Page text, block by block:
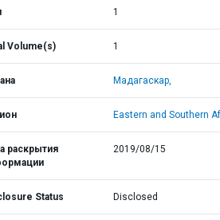
1
Volume(s) 1
Мадагаскар,
Eastern and Southern
раскрытия
2019/08/15
Status Disclosed